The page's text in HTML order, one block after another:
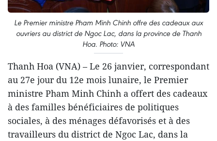
Le Premier ministre Pham Minh Chinh offre des cadeaux aux
ouvriers au district de Ngoc Lac, dans la province de Thanh
Hoa. Photo: VNA
Thanh Hoa (VNA) – Le 26 janvier, correspondant
au 27e jour du 12e mois lunaire, le Premier
ministre Pham Minh Chinh a offert des cadeaux
à des familles bénéficiaires de politiques
sociales, à des ménages défavorisés et à des
travailleurs du district de Ngoc Lac, dans la